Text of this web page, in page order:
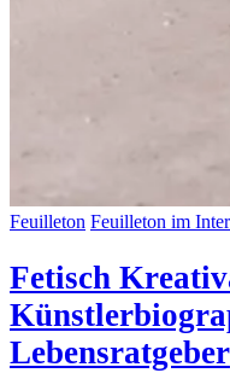
Feuilleton Feuilleton im
Fetisch
Lebensratgeber